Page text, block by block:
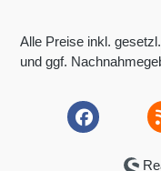
Alle Preise inkl.
und ggf.